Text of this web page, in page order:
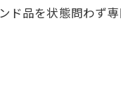
品を状態問わず専